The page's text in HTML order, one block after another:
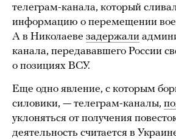
телеграм-канала, который
информацию о перемещении
А в Николаеве задержали
канала, передававшего России
о позициях ВСУ.
Еще одно явление, с которым
силовики, — телеграм-каналы,
уклоняться от получения
деятельность считается в